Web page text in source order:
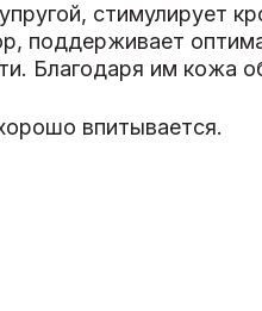
стимулирует
поддерживает
Благодаря им кожа
впитывается.